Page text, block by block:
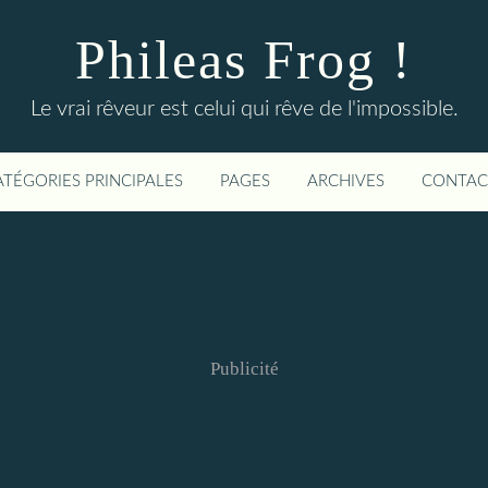
Phileas Frog !
Le vrai rêveur est celui qui rêve de l'impossible.
PRINCIPALES PAGES ARCHIVES
Publicité